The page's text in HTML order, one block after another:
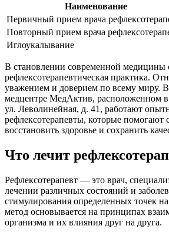
Наименование
Первичный прием врача
Повторный прием врача
Иглоукалывание
В становлении современной медицины
рефлексотерапевтическая практика.
уважением и доверием по всему миру.
медцентре МедАктив, расположенном
ул. Леволинейная, д. 41, работают
рефлексотерапевты, которые помогают
восстановить здоровье и сохранить
Что лечит
Рефлексотерапевт — это врач,
лечении различных состояний и
стимулирования определенных точек
метод основывается на принципах
организма и их влияния друг на друга.